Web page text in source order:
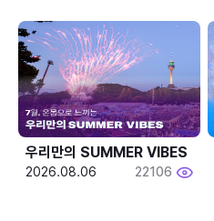
우리만의 SUMMER VIBES
2026.08.06 22106